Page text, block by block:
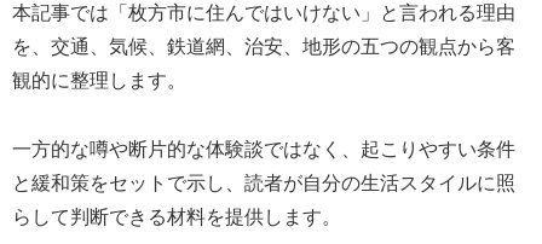
本記事では「枚方市に住んではいけない」と言われる理由
を、交通、気候、鉄道網、治安、地形の五つの観点から客
観的に整理します。
一方的な噂や断片的な体験談ではなく、起こりやすい条件
と緩和策をセットで示し、読者が自分の生活スタイルに照
らして判断できる材料を提供します。